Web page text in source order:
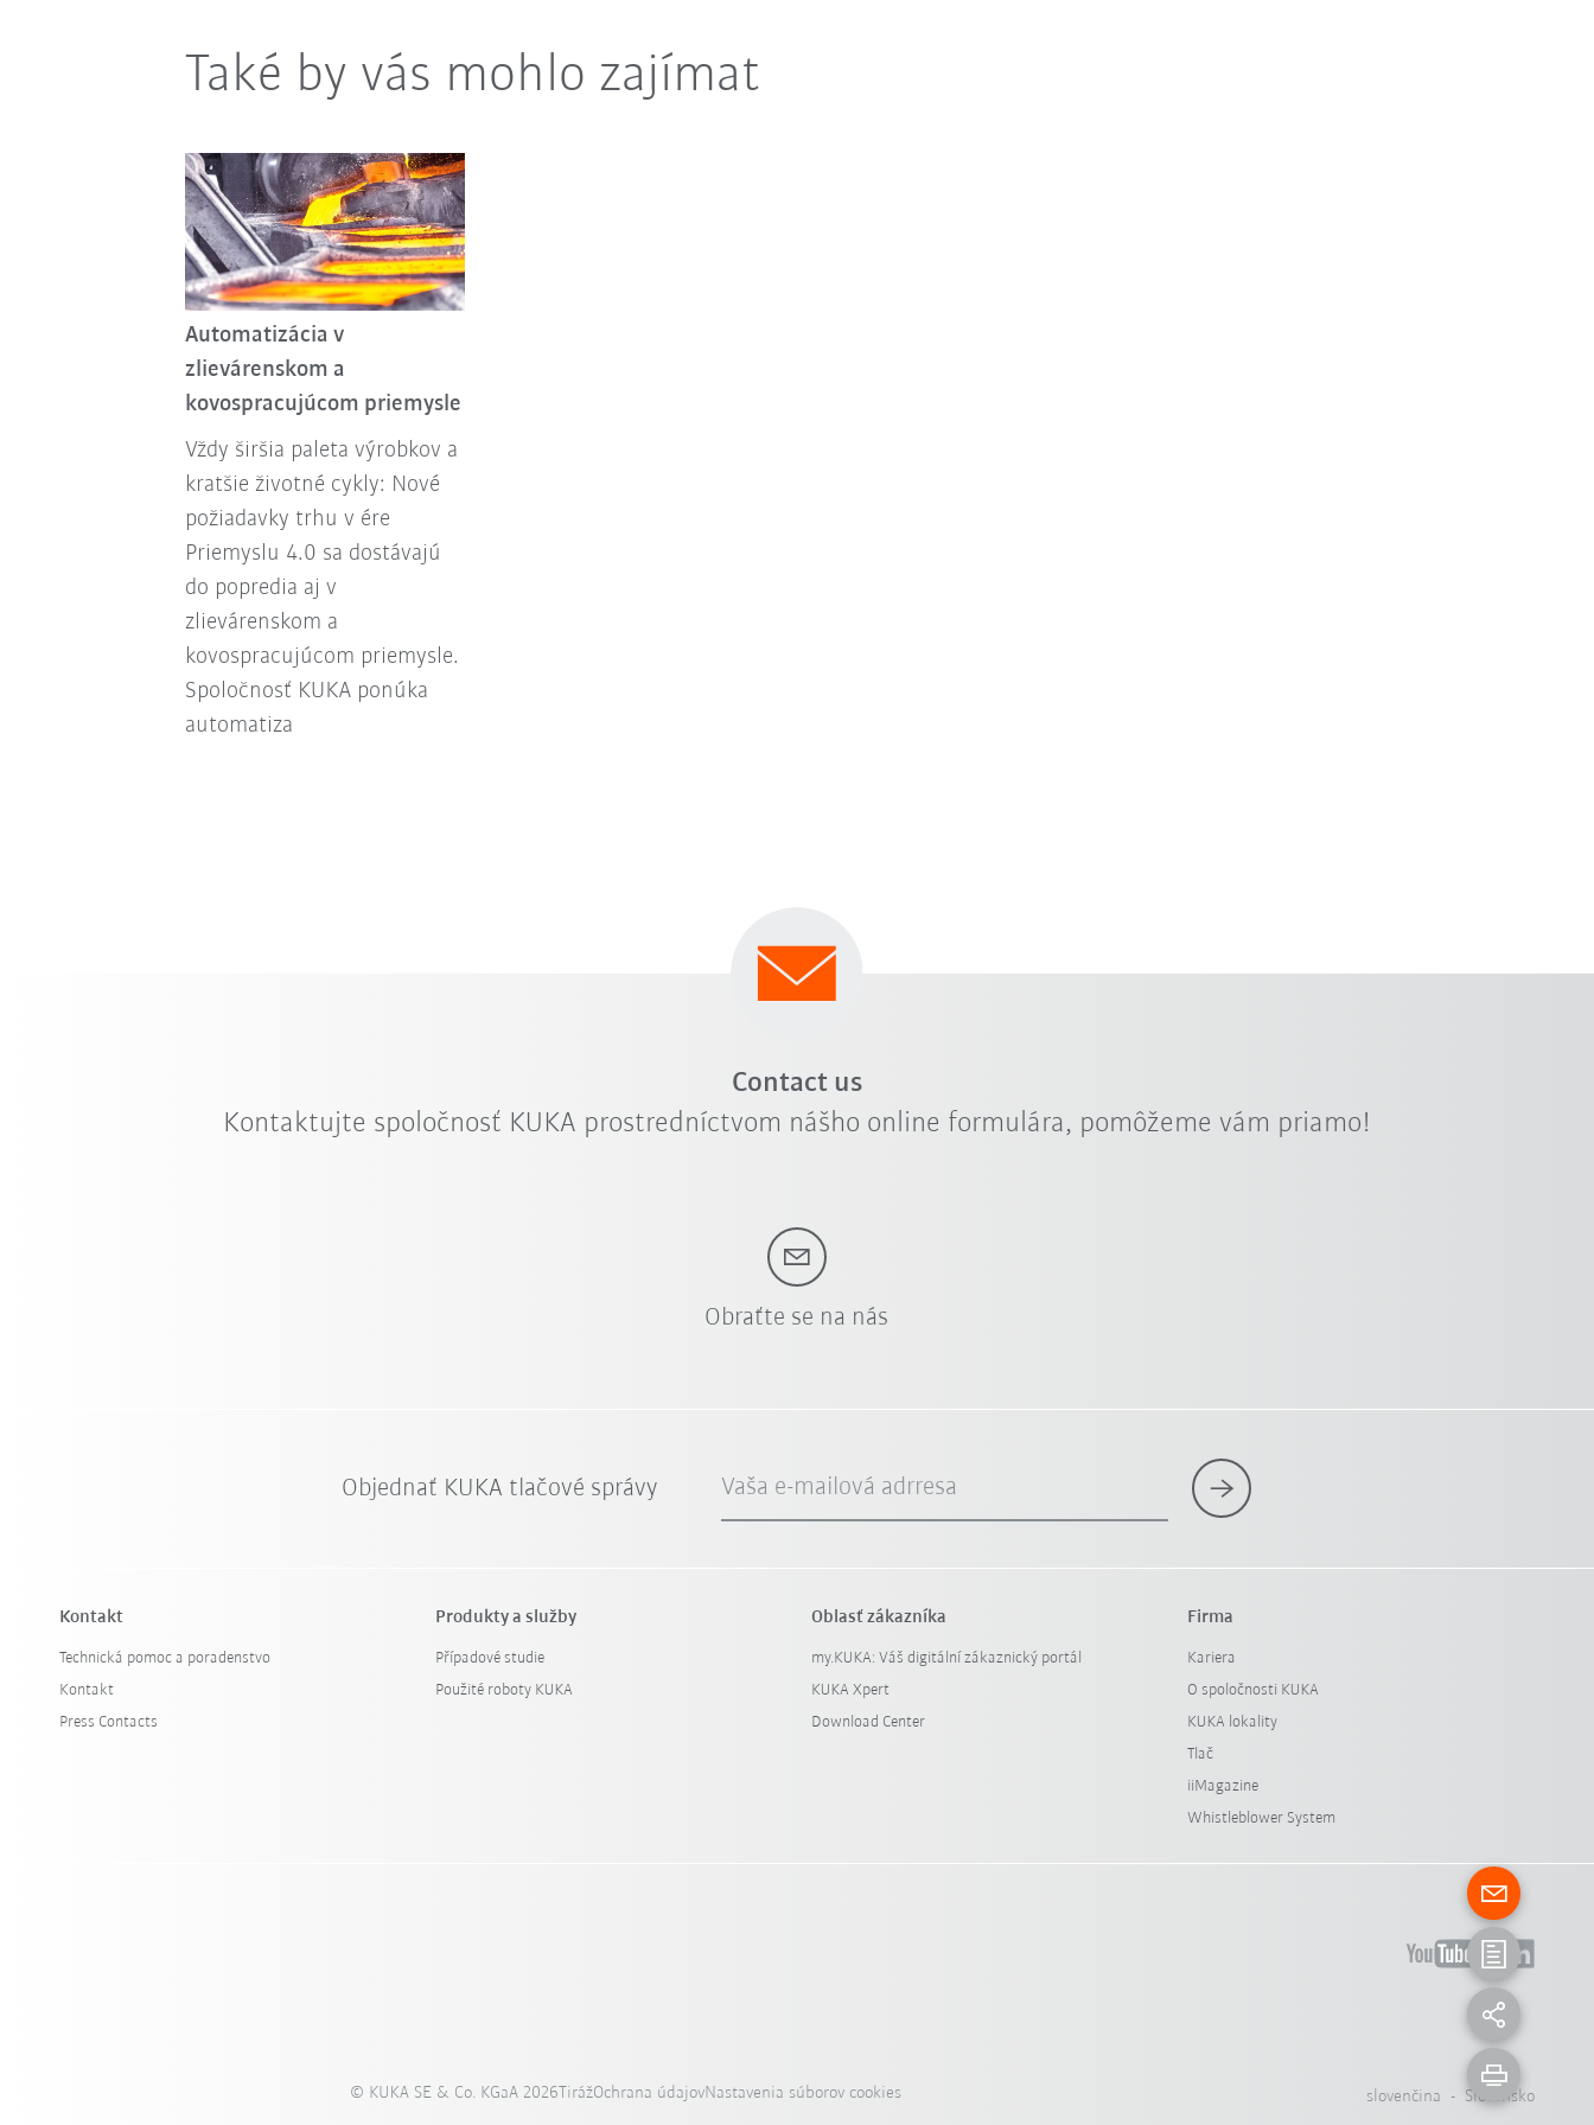
Také by vás mohlo zajímat
Automatizácia v
zlievárenskom a
kovospracujúcom priemysle
Vždy širšia paleta výrobkov a
kratšie životné cykly: Nové
požiadavky trhu v ére
Priemyslu 4.0 sa dostávajú
do popredia aj v
zlievárenskom a
kovospracujúcom priemysle.
Spoločnosť KUKA ponúka
automatiza
Contact us
Kontaktujte spoločnosť KUKA prostredníctvom nášho online formulára, pomôžeme vám priamo!
Obraťte se na nás
Objednať KUKA tlačové správy Vaša e-mailová adrresa
Kontakt
Technická pomoc a poradenstvo
Kontakt
Press Contacts
Produkty a služby
Případové studie
Použité roboty KUKA
Oblasť zákazníka
my.KUKA: Váš digitální zákaznický portál
KUKA Xpert
Download Center
Firma
Kariera
O spoločnosti KUKA
KUKA lokality
Tlač
iiMagazine
Whistleblower System
© KUKA SE & Co. KGaA 2026 TirážOchrana údajovNastavenia súborov cookies slovenčina - Slovensko